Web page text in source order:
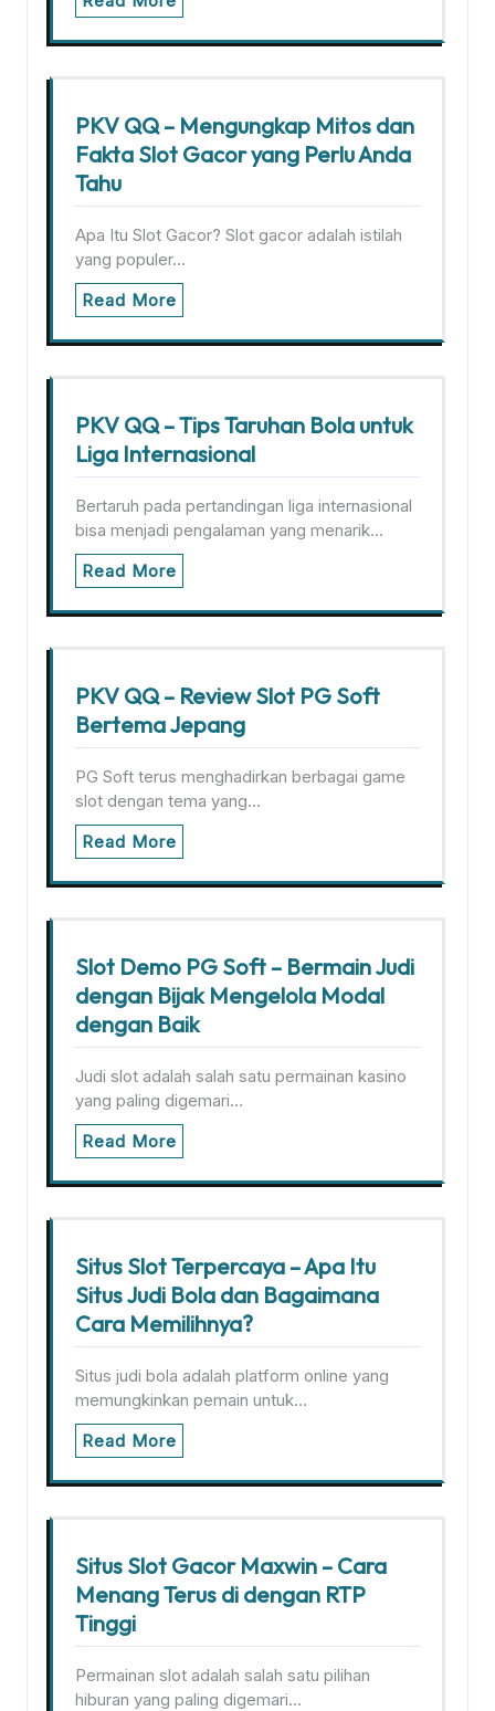
PKV QQ – Mengungkap Mitos dan
Fakta Slot Gacor yang Perlu Anda
Tahu
Apa Itu Slot Gacor? Slot gacor adalah istilah
yang populer…
Read More
PKV QQ – Tips Taruhan Bola untuk
Liga Internasional
Bertaruh pada pertandingan liga internasional
bisa menjadi pengalaman yang menarik…
Read More
PKV QQ – Review Slot PG Soft
Bertema Jepang
PG Soft terus menghadirkan berbagai game
slot dengan tema yang…
Read More
Slot Demo PG Soft – Bermain Judi
dengan Bijak Mengelola Modal
dengan Baik
Judi slot adalah salah satu permainan kasino
yang paling digemari…
Read More
Situs Slot Terpercaya – Apa Itu
Situs Judi Bola dan Bagaimana
Cara Memilihnya?
Situs judi bola adalah platform online yang
memungkinkan pemain untuk…
Read More
Situs Slot Gacor Maxwin – Cara
Menang Terus di dengan RTP
Tinggi
Permainan slot adalah salah satu pilihan
hiburan yang paling digemari…